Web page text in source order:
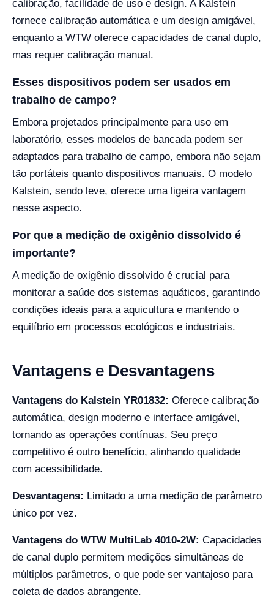
calibração, facilidade de uso e design. A Kalstein
fornece calibração automática e um design amigável,
enquanto a WTW oferece capacidades de canal duplo,
mas requer calibração manual.
Esses dispositivos podem ser usados em
trabalho de campo?
Embora projetados principalmente para uso em
laboratório, esses modelos de bancada podem ser
adaptados para trabalho de campo, embora não sejam
tão portáteis quanto dispositivos manuais. O modelo
Kalstein, sendo leve, oferece uma ligeira vantagem
nesse aspecto.
Por que a medição de oxigênio dissolvido é
importante?
A medição de oxigênio dissolvido é crucial para
monitorar a saúde dos sistemas aquáticos, garantindo
condições ideais para a aquicultura e mantendo o
equilíbrio em processos ecológicos e industriais.
Vantagens e Desvantagens
Vantagens do Kalstein YR01832: Oferece calibração
automática, design moderno e interface amigável,
tornando as operações contínuas. Seu preço
competitivo é outro benefício, alinhando qualidade
com acessibilidade.
Desvantagens: Limitado a uma medição de parâmetro
único por vez.
Vantagens do WTW MultiLab 4010-2W: Capacidades
de canal duplo permitem medições simultâneas de
múltiplos parâmetros, o que pode ser vantajoso para
coleta de dados abrangente.